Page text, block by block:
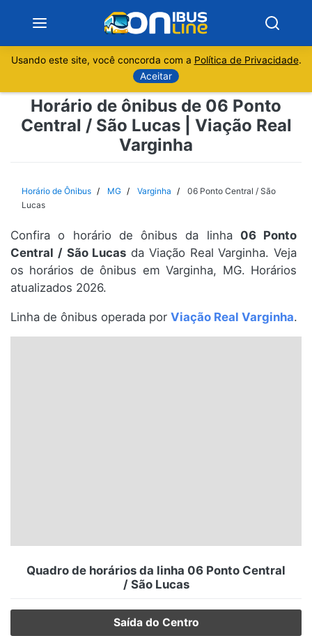
Sobre
Espírito Santo
Paraná
Santa Catarina
Usando este site, você concorda com a Política de Privacidade.
Aceitar
Horário de ônibus de 06 Ponto
Central / São Lucas | Viação Real
Varginha
Horário de Ônibus MG Varginha
06 Ponto Central / São
Lucas
Confira o horário de ônibus da linha 06 Ponto
Central / São Lucas da Viação Real Varginha. Veja
os horários de ônibus em Varginha, MG. Horários
atualizados 2026.
Linha de ônibus operada por Viação Real Varginha.
Quadro de horários da linha 06 Ponto Central
/ São Lucas
Saída do Centro